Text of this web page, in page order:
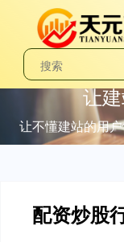
让
让不懂建站的用
配资炒股